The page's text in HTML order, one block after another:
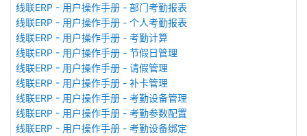
线联ERP - 用户操作手册 - 部门考勤报表
线联ERP - 用户操作手册 - 个人考勤报表
线联ERP - 用户操作手册 - 考勤计算
线联ERP - 用户操作手册 - 节假日管理
线联ERP - 用户操作手册 - 请假管理
线联ERP - 用户操作手册 - 补卡管理
线联ERP - 用户操作手册 - 考勤设备管理
线联ERP - 用户操作手册 - 考勤参数配置
线联ERP - 用户操作手册 - 考勤设备绑定